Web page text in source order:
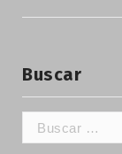
Buscar